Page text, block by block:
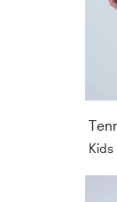
Kids